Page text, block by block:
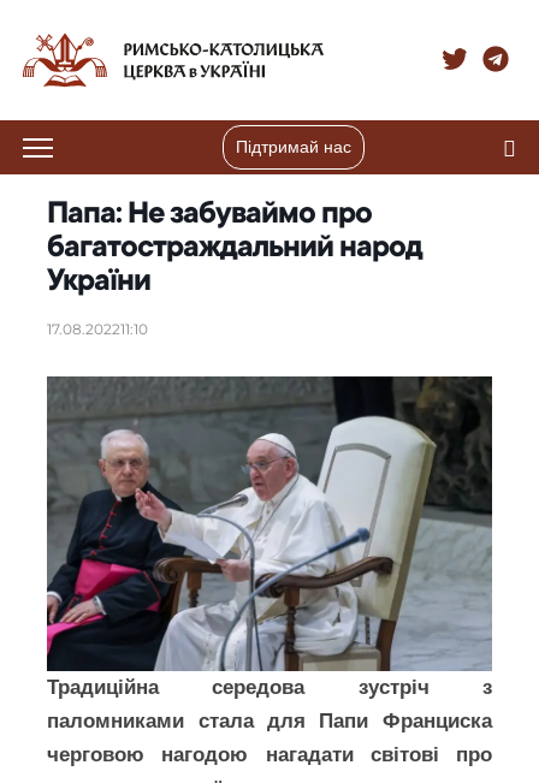
Підтримай нас
Папа: Не забуваймо про
багатостраждальний народ
України
17.08.202211:10
Традиційна середова зустріч з
паломниками стала для Папи Франциска
черговою нагодою нагадати світові про